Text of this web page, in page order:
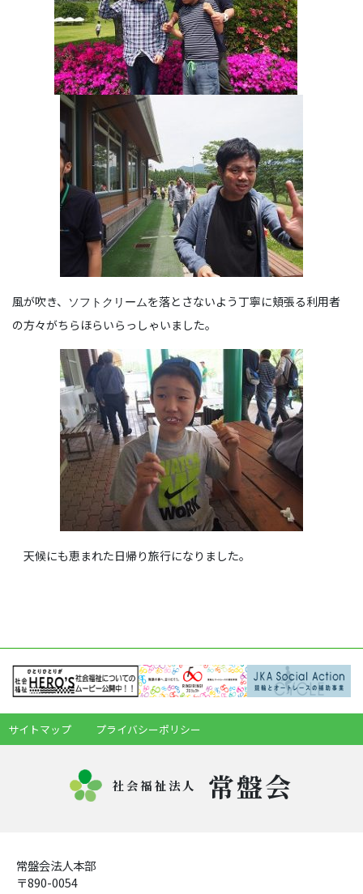
風が吹き、 ソフトクリームを落とさないよう丁寧に頬張る利用者
の方々がちらほらいらっしゃいました。
天候にも恵まれた日帰り旅行になりました。
サイトマップ プライバシーポリシー
社会福祉法人 常盤会
常盤会法人本部
〒890-0054